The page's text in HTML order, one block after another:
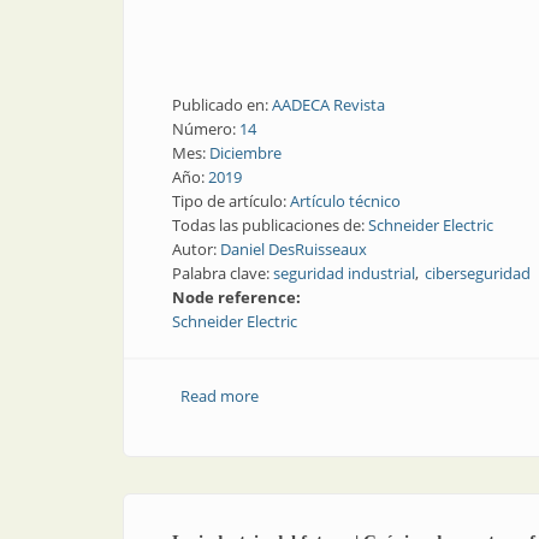
Publicado en:AADECA Revista
Número: 14
Mes: Diciembre
Año:2019
Tipo de artículo:Artículo técnico
Todas las publicaciones de:Schneider Electric
Autor: Daniel DesRuisseaux
Palabra clave:seguridad industrial ciberseguridad
Node reference:
Schneider Electric
Read moreabout Ciberseguridad y seguridad